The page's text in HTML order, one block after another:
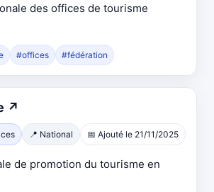
des offices de tourisme
#offices #fédération
↗
📍 National 📅 Ajouté le 21/11/2025
de promotion du tourisme en